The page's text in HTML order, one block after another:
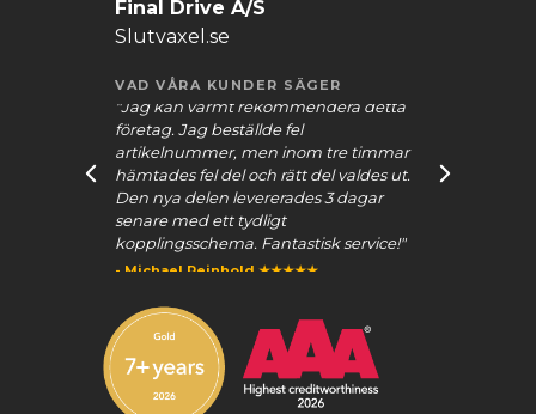
Final Drive A/S
Slutvaxel.se
VAD VÅRA KUNDER SÄGER
"Larvmotorn och kedjehjulet är
installerade och fungerar perfekt. Tack
för den fantastiska servicen och
ansträngningen att hitta rätt larvmotor
för oss."
- Philip